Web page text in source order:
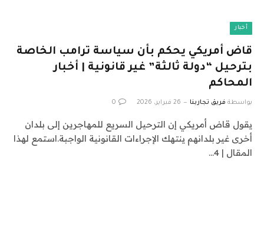
أخبار
قاض أمريكي يحكم بأن سياسة ترامب الخاصة
بترحيل “دولة ثالثة” غير قانونية | أخبار
المحاكم
بواسطة فريق تجاربنا 26 فبراير، 2026 0
يقول قاض أمريكي إن الترحيل السريع للمهاجرين إلى بلدان
أخرى غير بلدانهم ينتهك الإجراءات القانونية الواجبة.استمع لهذا
المقال | 4…